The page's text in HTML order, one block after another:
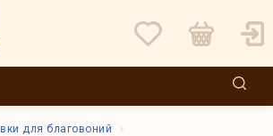
для благовоний